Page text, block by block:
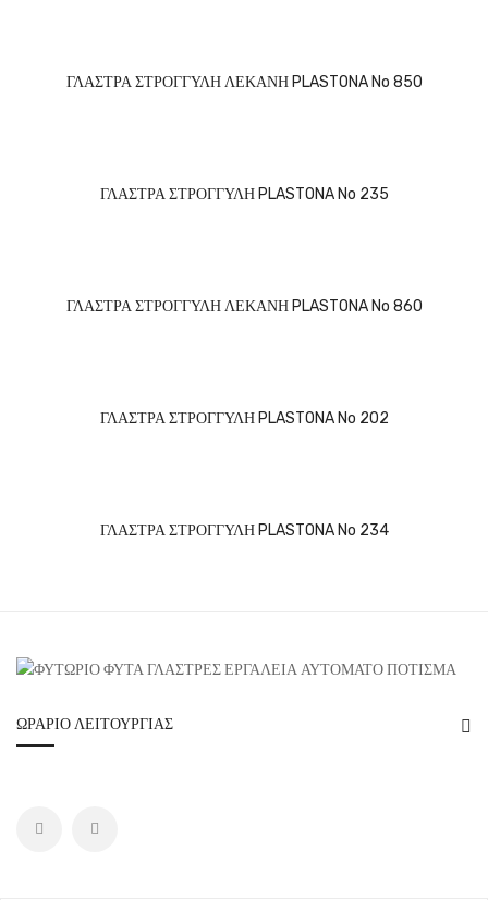
ΓΛΑΣΤΡΑ ΣΤΡΟΓΓΥΛΗ ΛΕΚΑΝΗ PLASTONA No 850
ΓΛΑΣΤΡΑ ΣΤΡΟΓΓΥΛΗ PLASTONA No 235
ΓΛΑΣΤΡΑ ΣΤΡΟΓΓΥΛΗ ΛΕΚΑΝΗ PLASTONA No 860
ΓΛΑΣΤΡΑ ΣΤΡΟΓΓΥΛΗ PLASTONA No 202
ΓΛΑΣΤΡΑ ΣΤΡΟΓΓΥΛΗ PLASTONA No 234
ΩΡΆΡΙΟ ΛΕΙΤΟΥΡΓΊΑΣ